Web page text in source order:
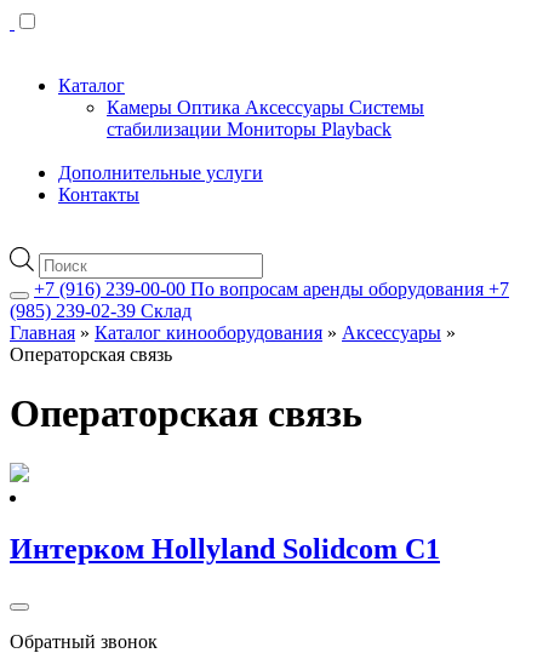
Каталог
Камеры Оптика Аксессуары Системы
стабилизации Мониторы Playback
Дополнительные услуги
Контакты
Поиск
товаров
+7 (916) 239-00-00 По вопросам аренды оборудования +7
(985) 239-02-39 Склад
Главная » Каталог кинооборудования » Аксессуары »
Операторская связь
Операторская связь
Интерком Hollyland Solidcom C1
Обратный звонок